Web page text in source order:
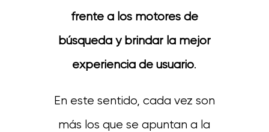
frente a los motores de
búsqueda y brindar la mejor
experiencia de usuario.
En este sentido, cada vez son
más los que se apuntan a la